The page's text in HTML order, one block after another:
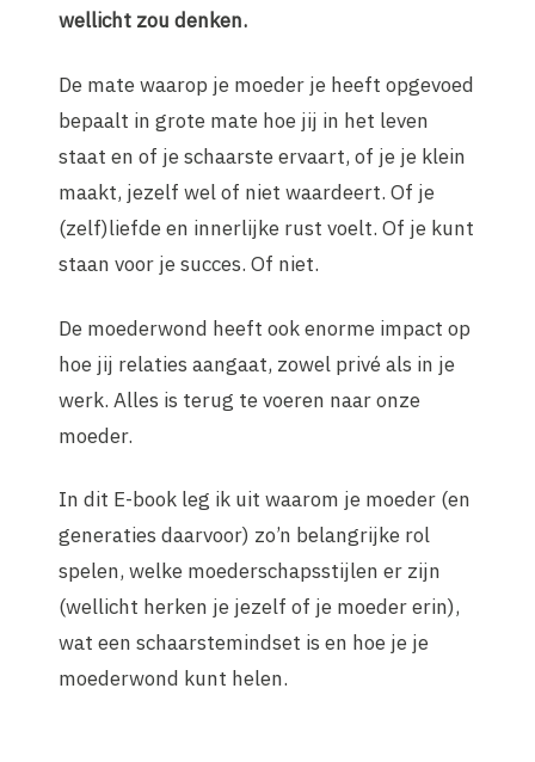
wellicht zou denken.
De mate waarop je moeder je heeft opgevoed
bepaalt in grote mate hoe jij in het leven
staat en of je schaarste ervaart, of je je klein
maakt, jezelf wel of niet waardeert. Of je
(zelf)liefde en innerlijke rust voelt. Of je kunt
staan voor je succes. Of niet.
De moederwond heeft ook enorme impact op
hoe jij relaties aangaat, zowel privé als in je
werk. Alles is terug te voeren naar onze
moeder.
In dit E-book leg ik uit waarom je moeder (en
generaties daarvoor) zo’n belangrijke rol
spelen, welke moederschapsstijlen er zijn
(wellicht herken je jezelf of je moeder erin),
wat een schaarstemindset is en hoe je je
moederwond kunt helen.